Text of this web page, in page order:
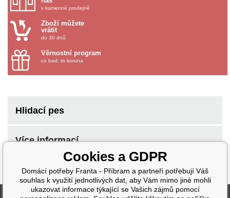
v kamenné prodejně
Zboží můžete
vrátit
do 30 dnů
Věrnostní program
co bod, to koruna
Hlidací pes
Více informací
Cookies a GDPR
Domácí potřeby Franta - Příbram a partneři potřebují Váš
souhlas k využití jednotlivých dat, aby Vám mimo jiné mohli
ukazovat informace týkající se Vašich zájmů pomocí